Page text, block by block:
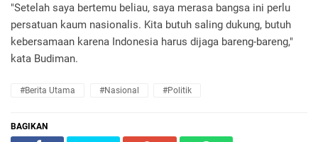
"Setelah saya bertemu beliau, saya merasa bangsa ini perlu
persatuan kaum nasionalis. Kita butuh saling dukung, butuh
kebersamaan karena Indonesia harus dijaga bareng-bareng,"
kata Budiman.
#Berita Utama #Nasional #Politik
BAGIKAN